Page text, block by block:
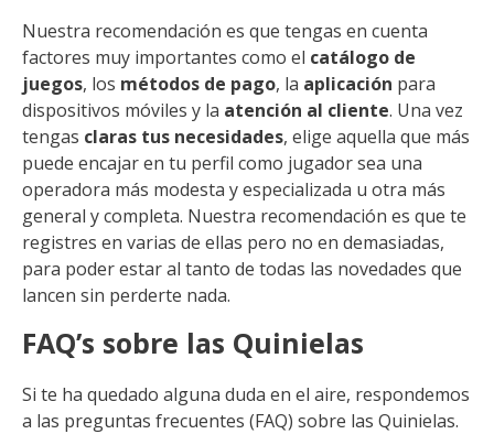
Nuestra recomendación es que tengas en cuenta
factores muy importantes como el catálogo de
juegos, los métodos de pago, la aplicación para
dispositivos móviles y la atención al cliente. Una vez
tengas claras tus necesidades, elige aquella que más
puede encajar en tu perfil como jugador sea una
operadora más modesta y especializada u otra más
general y completa. Nuestra recomendación es que te
registres en varias de ellas pero no en demasiadas,
para poder estar al tanto de todas las novedades que
lancen sin perderte nada.
FAQ’s sobre las Quinielas
Si te ha quedado alguna duda en el aire, respondemos
a las preguntas frecuentes (FAQ) sobre las Quinielas.